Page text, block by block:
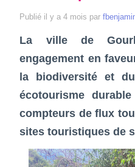
Publié il y a 4 mois par
La ville de
engagement en
la biodiversité et
écotourisme
compteurs de flux
sites touristiques de